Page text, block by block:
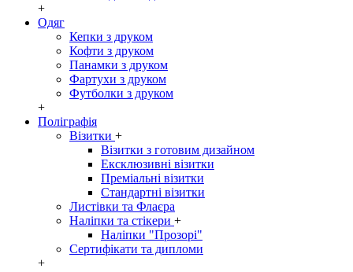
+
Одяг
Кепки з друком
Кофти з друком
Панамки з друком
Фартухи з друком
Футболки з друком
+
Поліграфія
Візитки +
Візитки з готовим дизайном
Ексклюзивні візитки
Преміальні візитки
Стандартні візитки
Листівки та Флаєра
Наліпки та стікери +
Наліпки "Прозорі"
Сертифікати та дипломи
+